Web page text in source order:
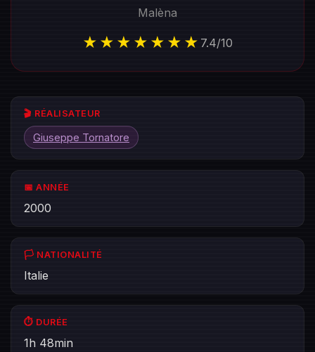
Malèna
★★★★★★★ 7.4/10
🎬 RÉALISATEUR
Giuseppe Tornatore
📅 ANNÉE
2000
🏳️ NATIONALITÉ
Italie
⏱️ DURÉE
1h 48min